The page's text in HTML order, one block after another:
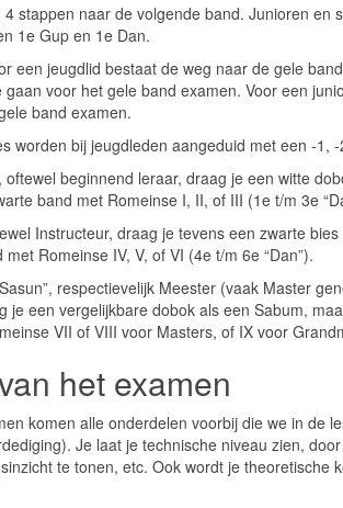
4 stappen naar de volgende band. Junioren en
1e Gup en 1e Dan.
een jeugdlid bestaat de weg naar de gele
gaan voor het gele band examen. Voor een
band examen.
worden bij jeugdleden aangeduid met een -1,
oftewel beginnend leraar, draag je een witte
band met Romeinse I, II, of III (1e t/m 3e
Instructeur, draag je tevens een zwarte
Romeinse IV, V, of VI (4e t/m 6e “Dan”).
respectievelijk Meester (vaak Master
je een vergelijkbare dobok als een Sabum,
VII of VIII voor Masters, of IX voor
het examen
komen alle onderdelen voorbij die we in de
Je laat je technische niveau zien,
te tonen, etc. Ook wordt je theoretische